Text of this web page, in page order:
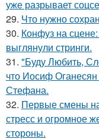
уже разрывает
29. Что нужно
30. Конфуз на
выглянули стринги.
31. "Буду Любить,
что Иосиф Оганесян
Стефана.
32. Первые смены
стресс и огромное
стороны.